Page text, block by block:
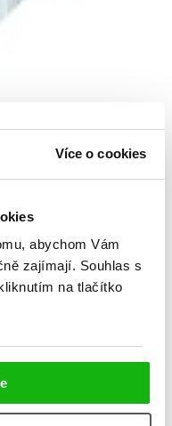
Více o cookies
abychom Vám
zajímají. Souhlas s
na tlačítko